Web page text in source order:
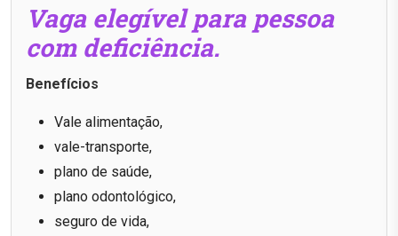
Vaga elegível para pessoa
com deficiência.
Benefícios
Vale alimentação,
vale-transporte,
plano de saúde,
plano odontológico,
seguro de vida,